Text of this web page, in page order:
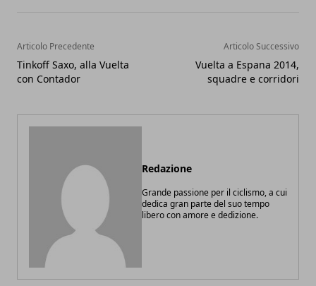
Articolo Precedente
Tinkoff Saxo, alla Vuelta
con Contador
Articolo Successivo
Vuelta a Espana 2014,
squadre e corridori
Redazione
Grande passione per il ciclismo, a cui
dedica gran parte del suo tempo
libero con amore e dedizione.